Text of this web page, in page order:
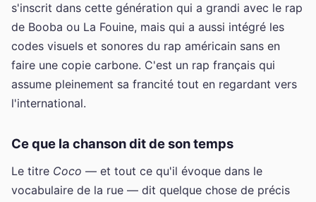
s'inscrit dans cette génération qui a grandi avec le rap
de Booba ou La Fouine, mais qui a aussi intégré les
codes visuels et sonores du rap américain sans en
faire une copie carbone. C'est un rap français qui
assume pleinement sa francité tout en regardant vers
l'international.
Ce que la chanson dit de son temps
Le titre Coco — et tout ce qu'il évoque dans le
vocabulaire de la rue — dit quelque chose de précis